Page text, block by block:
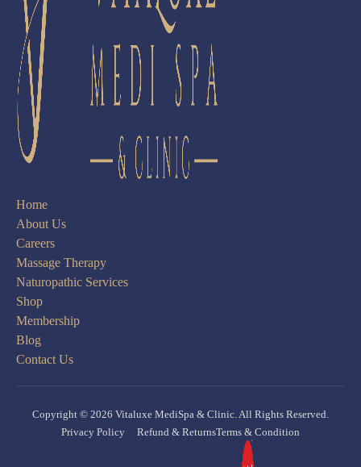
Home
About Us
Careers
Massage Therapy
Naturopathic Services
Shop
Membership
Blog
Contact Us
Copyright © 2026 Vitaluxe MediSpa & Clinic. All Rights Reserved.
Privacy Policy
Refund & ReturnsTerms & Condition